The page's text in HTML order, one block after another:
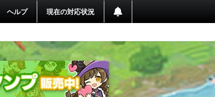
ヘルプ 現在の対応状況